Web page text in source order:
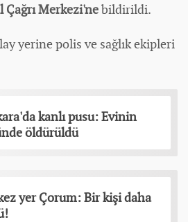
Çağrı Merkezi'nebildirildi.
yerine polis ve sağlık ekipleri
kanlı pusu: Evinin
öldürüldü
yer Çorum: Bir kişi daha